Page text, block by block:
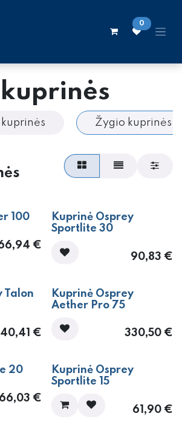
0
Žygio kuprinės
100
€
Kuprinė Osprey
Sportlite 30
90,83 €
Talon
€
Kuprinė Osprey
Aether Pro 75
330,50€
20
66,03 €
Kuprinė Osprey
Sportlite 15
61,90€